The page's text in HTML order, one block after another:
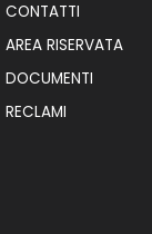
CONTATTI
AREA RISERVATA
DOCUMENTI
RECLAMI